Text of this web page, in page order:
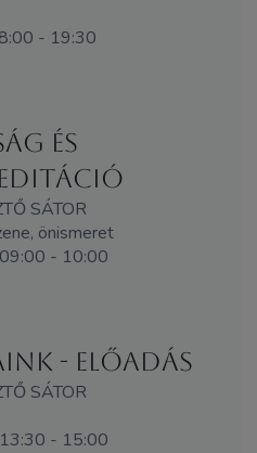
- 19:30
és
SÁTOR
önismeret
- 10:00
- előadás
SÁTOR
- 15:00